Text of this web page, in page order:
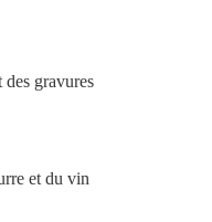
des gravures
et du vin